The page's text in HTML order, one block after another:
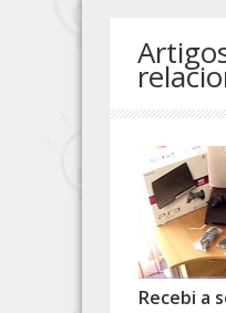
Recebi a